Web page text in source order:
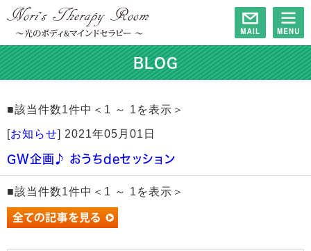
BLOG
■該当件数1件中＜1 ～ 1を表示＞
[お知らせ] 2021年05月01日
GW企画♪ おうちdeセッション
■該当件数1件中＜1 ～ 1を表示＞